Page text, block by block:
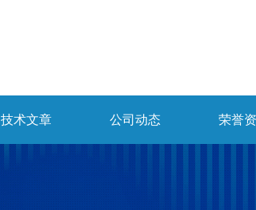
技术文章 公司动态 荣誉